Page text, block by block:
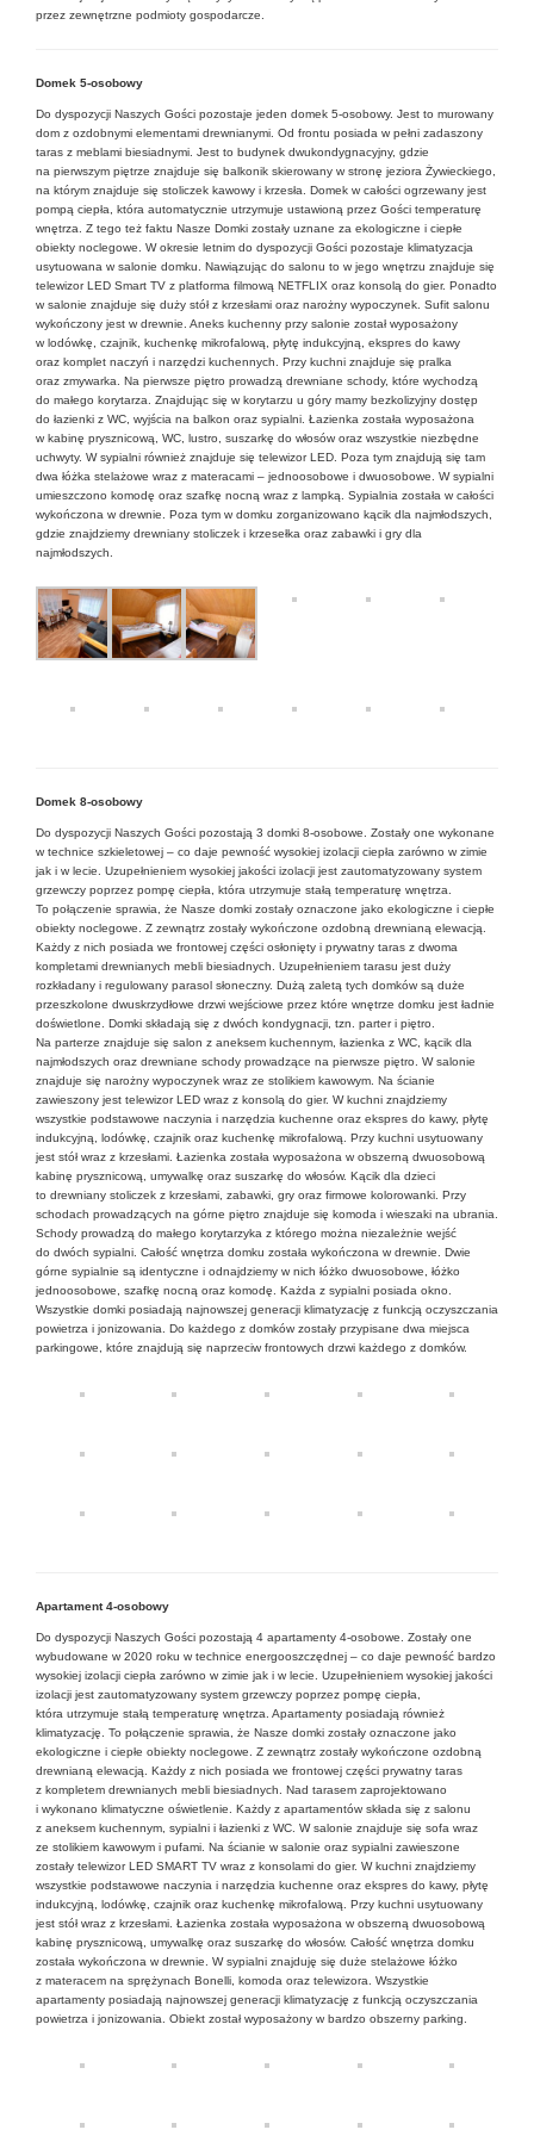
przez zewnętrzne podmioty gospodarcze.
Domek 5-osobowy
Do dyspozycji Naszych Gości pozostaje jeden domek 5-osobowy. Jest to murowany
dom z ozdobnymi elementami drewnianymi. Od frontu posiada w pełni zadaszony
taras z meblami biesiadnymi. Jest to budynek dwukondygnacyjny, gdzie
na pierwszym piętrze znajduje się balkonik skierowany w stronę jeziora Żywieckiego,
na którym znajduje się stoliczek kawowy i krzesła. Domek w całości ogrzewany jest
pompą ciepła, która automatycznie utrzymuje ustawioną przez Gości temperaturę
wnętrza. Z tego też faktu Nasze Domki zostały uznane za ekologiczne i ciepłe
obiekty noclegowe. W okresie letnim do dyspozycji Gości pozostaje klimatyzacja
usytuowana w salonie domku. Nawiązując do salonu to w jego wnętrzu znajduje się
telewizor LED Smart TV z platforma filmową NETFLIX oraz konsolą do gier. Ponadto
w salonie znajduje się duży stół z krzesłami oraz narożny wypoczynek. Sufit salonu
wykończony jest w drewnie. Aneks kuchenny przy salonie został wyposażony
w lodówkę, czajnik, kuchenkę mikrofalową, płytę indukcyjną, ekspres do kawy
oraz komplet naczyń i narzędzi kuchennych. Przy kuchni znajduje się pralka
oraz zmywarka. Na pierwsze piętro prowadzą drewniane schody, które wychodzą
do małego korytarza. Znajdując się w korytarzu u góry mamy bezkolizyjny dostęp
do łazienki z WC, wyjścia na balkon oraz sypialni. Łazienka została wyposażona
w kabinę prysznicową, WC, lustro, suszarkę do włosów oraz wszystkie niezbędne
uchwyty. W sypialni również znajduje się telewizor LED. Poza tym znajdują się tam
dwa łóżka stelażowe wraz z materacami – jednoosobowe i dwuosobowe. W sypialni
umieszczono komodę oraz szafkę nocną wraz z lampką. Sypialnia została w całości
wykończona w drewnie. Poza tym w domku zorganizowano kącik dla najmłodszych,
gdzie znajdziemy drewniany stoliczek i krzesełka oraz zabawki i gry dla
najmłodszych.
Domek 8-osobowy
Do dyspozycji Naszych Gości pozostają 3 domki 8-osobowe. Zostały one wykonane
w technice szkieletowej – co daje pewność wysokiej izolacji ciepła zarówno w zimie
jak i w lecie. Uzupełnieniem wysokiej jakości izolacji jest zautomatyzowany system
grzewczy poprzez pompę ciepła, która utrzymuje stałą temperaturę wnętrza.
To połączenie sprawia, że Nasze domki zostały oznaczone jako ekologiczne i ciepłe
obiekty noclegowe. Z zewnątrz zostały wykończone ozdobną drewnianą elewacją.
Każdy z nich posiada we frontowej części osłonięty i prywatny taras z dwoma
kompletami drewnianych mebli biesiadnych. Uzupełnieniem tarasu jest duży
rozkładany i regulowany parasol słoneczny. Dużą zaletą tych domków są duże
przeszkolone dwuskrzydłowe drzwi wejściowe przez które wnętrze domku jest ładnie
doświetlone. Domki składają się z dwóch kondygnacji, tzn. parter i piętro.
Na parterze znajduje się salon z aneksem kuchennym, łazienka z WC, kącik dla
najmłodszych oraz drewniane schody prowadzące na pierwsze piętro. W salonie
znajduje się narożny wypoczynek wraz ze stolikiem kawowym. Na ścianie
zawieszony jest telewizor LED wraz z konsolą do gier. W kuchni znajdziemy
wszystkie podstawowe naczynia i narzędzia kuchenne oraz ekspres do kawy, płytę
indukcyjną, lodówkę, czajnik oraz kuchenkę mikrofalową. Przy kuchni usytuowany
jest stół wraz z krzesłami. Łazienka została wyposażona w obszerną dwuosobową
kabinę prysznicową, umywalkę oraz suszarkę do włosów. Kącik dla dzieci
to drewniany stoliczek z krzesłami, zabawki, gry oraz firmowe kolorowanki. Przy
schodach prowadzących na górne piętro znajduje się komoda i wieszaki na ubrania.
Schody prowadzą do małego korytarzyka z którego można niezależnie wejść
do dwóch sypialni. Całość wnętrza domku została wykończona w drewnie. Dwie
górne sypialnie są identyczne i odnajdziemy w nich łóżko dwuosobowe, łóżko
jednoosobowe, szafkę nocną oraz komodę. Każda z sypialni posiada okno.
Wszystkie domki posiadają najnowszej generacji klimatyzację z funkcją oczyszczania
powietrza i jonizowania. Do każdego z domków zostały przypisane dwa miejsca
parkingowe, które znajdują się naprzeciw frontowych drzwi każdego z domków.
Apartament 4-osobowy
Do dyspozycji Naszych Gości pozostają 4 apartamenty 4-osobowe. Zostały one
wybudowane w 2020 roku w technice energooszczędnej – co daje pewność bardzo
wysokiej izolacji ciepła zarówno w zimie jak i w lecie. Uzupełnieniem wysokiej jakości
izolacji jest zautomatyzowany system grzewczy poprzez pompę ciepła,
która utrzymuje stałą temperaturę wnętrza. Apartamenty posiadają również
klimatyzację. To połączenie sprawia, że Nasze domki zostały oznaczone jako
ekologiczne i ciepłe obiekty noclegowe. Z zewnątrz zostały wykończone ozdobną
drewnianą elewacją. Każdy z nich posiada we frontowej części prywatny taras
z kompletem drewnianych mebli biesiadnych. Nad tarasem zaprojektowano
i wykonano klimatyczne oświetlenie. Każdy z apartamentów składa się z salonu
z aneksem kuchennym, sypialni i łazienki z WC. W salonie znajduje się sofa wraz
ze stolikiem kawowym i pufami. Na ścianie w salonie oraz sypialni zawieszone
zostały telewizor LED SMART TV wraz z konsolami do gier. W kuchni znajdziemy
wszystkie podstawowe naczynia i narzędzia kuchenne oraz ekspres do kawy, płytę
indukcyjną, lodówkę, czajnik oraz kuchenkę mikrofalową. Przy kuchni usytuowany
jest stół wraz z krzesłami. Łazienka została wyposażona w obszerną dwuosobową
kabinę prysznicową, umywalkę oraz suszarkę do włosów. Całość wnętrza domku
została wykończona w drewnie. W sypialni znajduję się duże stelażowe łóżko
z materacem na sprężynach Bonelli, komoda oraz telewizora. Wszystkie
apartamenty posiadają najnowszej generacji klimatyzację z funkcją oczyszczania
powietrza i jonizowania. Obiekt został wyposażony w bardzo obszerny parking.